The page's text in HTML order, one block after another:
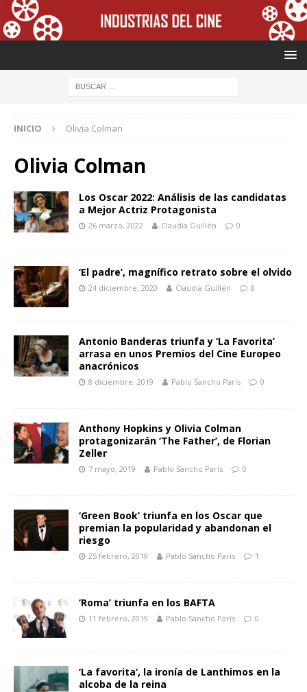
INICIO Olivia Colman
Olivia Colman
Los Oscar 2022: Análisis de las candidatas
a Mejor Actriz Protagonista
26 marzo, 2022 Claudia Guillén 0
‘El padre’, magnífico retrato sobre el olvido
24 diciembre, 2020 Claudia Guillén 8
Antonio Banderas triunfa y ‘La Favorita’
arrasa en unos Premios del Cine Europeo
anacrónicos
8 diciembre, 2019 Pablo Sancho París 0
Anthony Hopkins y Olivia Colman
protagonizarán ‘The Father’, de Florian
Zeller
7 mayo, 2019 Pablo Sancho París 0
‘Green Book’ triunfa en los Oscar que
premian la popularidad y abandonan el
riesgo
25 febrero, 2019 Pablo Sancho París 1
‘Roma’ triunfa en los BAFTA
11 febrero, 2019 Pablo Sancho París 0
‘La favorita’, la ironía de Lanthimos en la
alcoba de la reina